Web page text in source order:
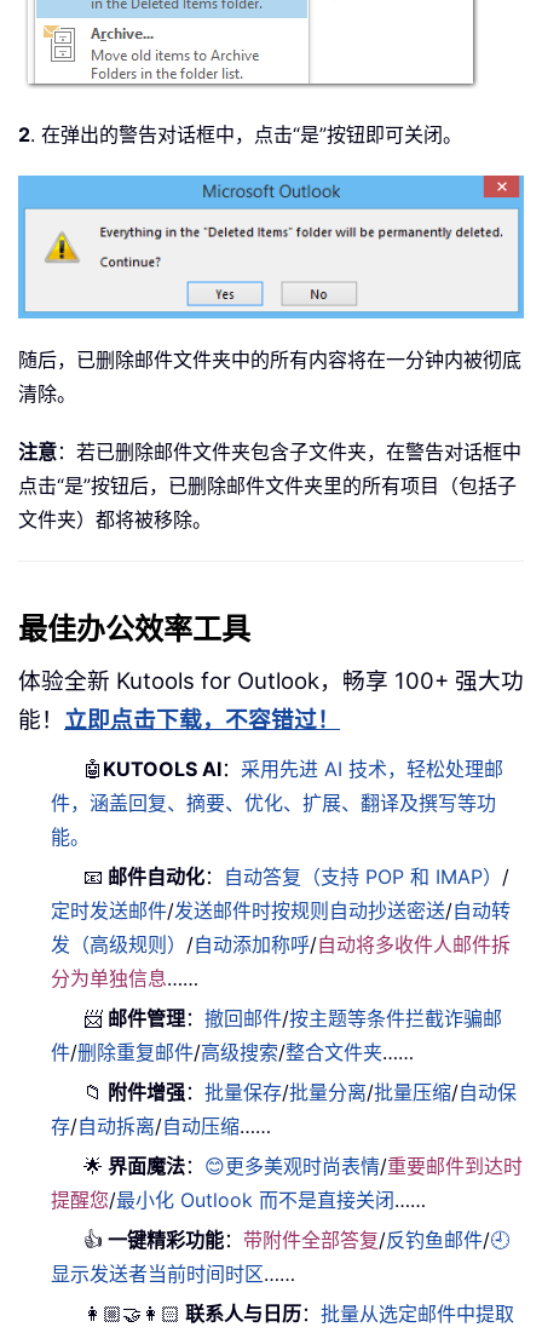
2. 在弹出的警告对话框中，点击“是”按钮即可关闭。
随后，已删除邮件文件夹中的所有内容将在一分钟内被彻底
清除。
注意：若已删除邮件文件夹包含子文件夹，在警告对话框中
点击“是”按钮后，已删除邮件文件夹里的所有项目（包括子
文件夹）都将被移除。
最佳办公效率工具
体验全新 Kutools for Outlook，畅享 100+ 强大功
能！ 立即点击下载，不容错过！
🤖 KUTOOLS AI： 采用先进 AI 技术，轻松处理邮
件，涵盖回复、摘要、优化、扩展、翻译及撰写等功
能。
📧 邮件自动化： 自动答复（支持 POP 和 IMAP） /
定时发送邮件/发送邮件时按规则自动抄送密送/自动转
发（高级规则） /自动添加称呼/自动将多收件人邮件拆
分为单独信息……
📨 邮件管理：撤回邮件/按主题等条件拦截诈骗邮
件/删除重复邮件/高级搜索/整合文件夹……
📁 附件增强：批量保存/批量分离/批量压缩/自动保
存/自动拆离/自动压缩……
🌟 界面魔法： 😊更多美观时尚表情/重要邮件到达时
提醒您/最小化 Outlook 而不是直接关闭……
👍 一键精彩功能：带附件全部答复/反钓鱼邮件/🕘
显示发送者当前时间时区……
👩🏼‍🤝‍👩🏻 联系人与日历：批量从选定邮件中提取